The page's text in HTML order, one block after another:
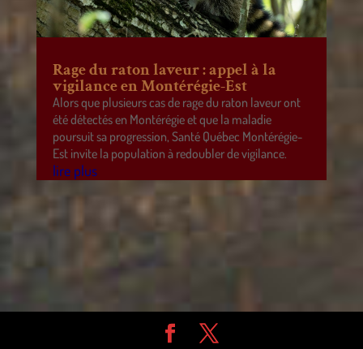
Rage du raton laveur : appel à la
vigilance en Montérégie-Est
Alors que plusieurs cas de rage du raton laveur ont
été détectés en Montérégie et que la maladie
poursuit sa progression, Santé Québec Montérégie-
Est invite la population à redoubler de vigilance.
lire plus